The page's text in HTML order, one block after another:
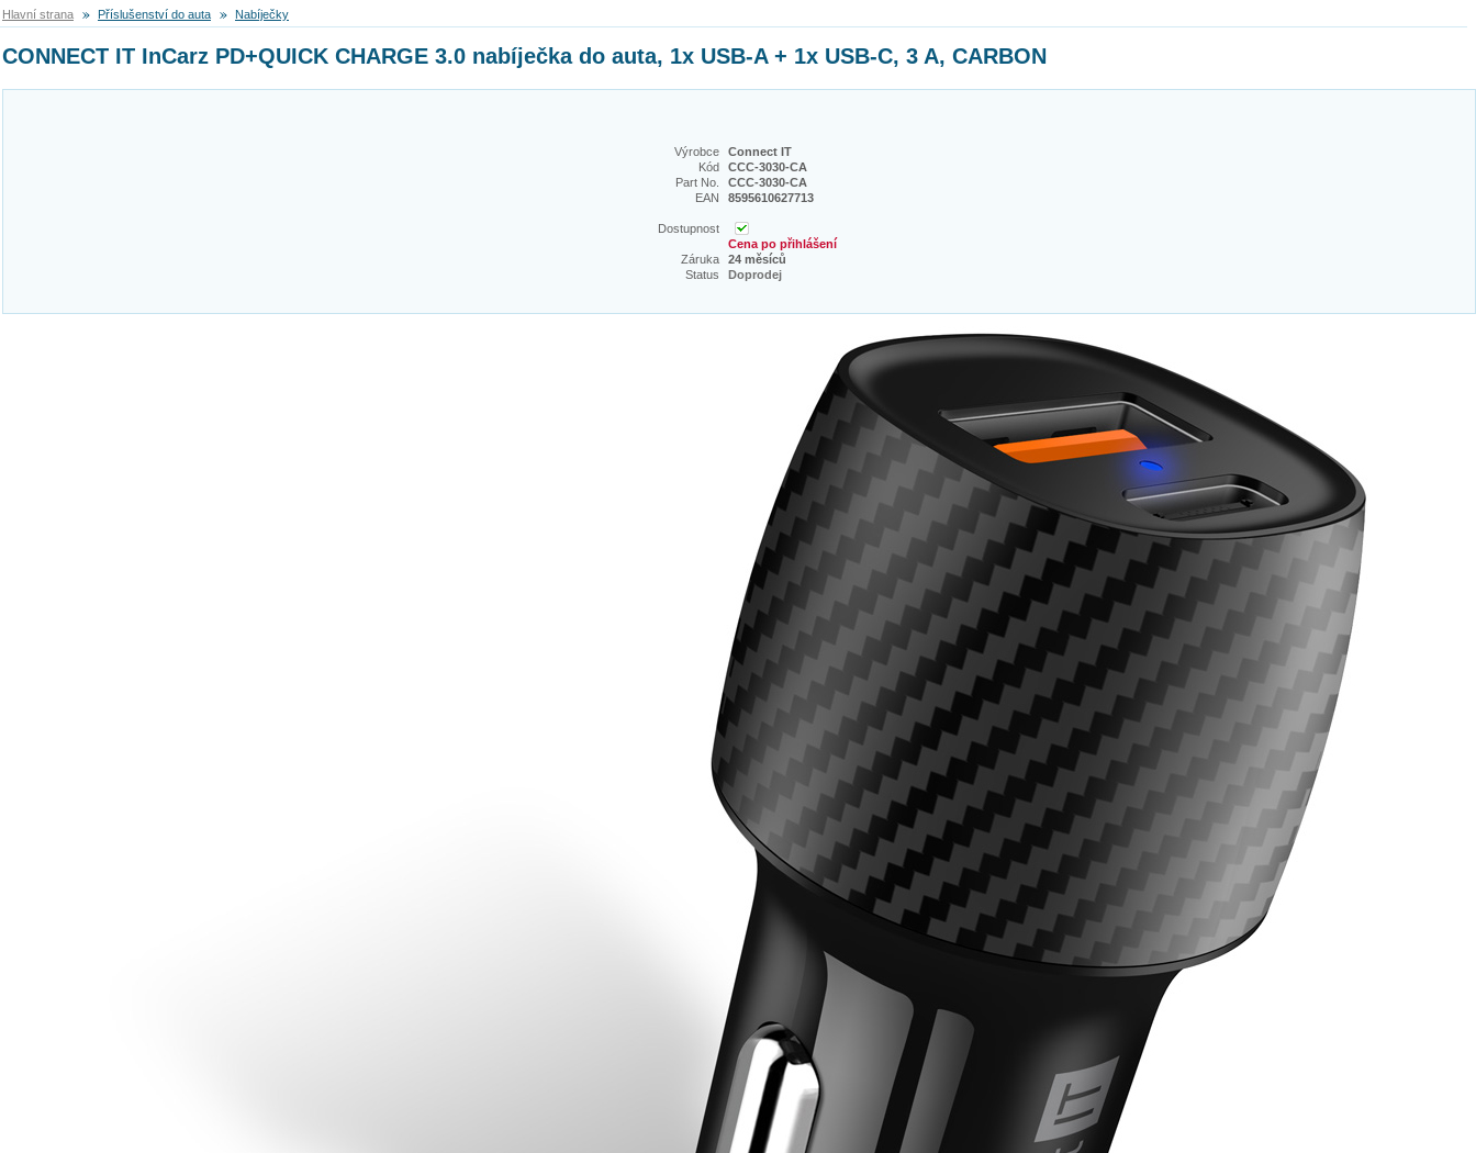
Hlavní strana Příslušenství do auta Nabíječky
CONNECT IT InCarz PD+QUICK CHARGE 3.0 nabíječka do auta, 1x USB-A + 1x USB-C, 3 A, CARBON
Výrobce
Connect IT
Kód
CCC-3030-CA
Part No.
CCC-3030-CA
EAN
8595610627713
Dostupnost
Cena po přihlášení
Záruka
24 měsíců
Status
Doprodej